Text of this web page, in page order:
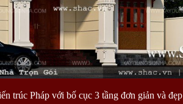
trúc Pháp với bố cục 3 tầng đơn giản và đẹp